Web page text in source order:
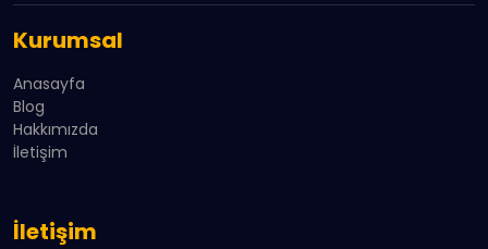
Kurumsal
Anasayfa
Blog
Hakkımızda
İletişim
İletişim